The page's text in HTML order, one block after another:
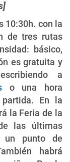
10:30h. con la
de tres rutas
básico,
es gratuita y
a
o una hora
En la
la Feria de la
las últimas
un punto de
habrá